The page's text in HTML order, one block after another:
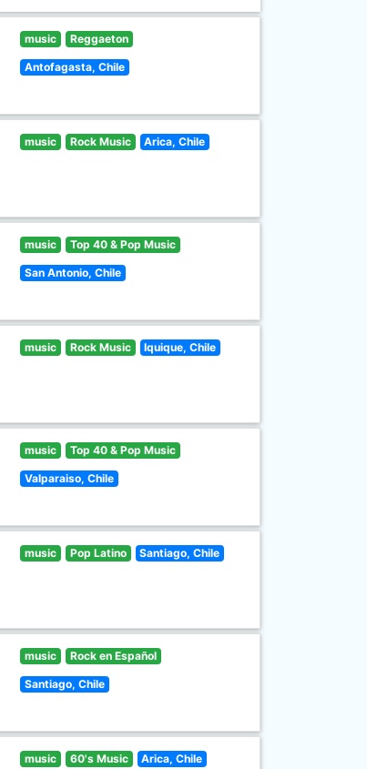
music Reggaeton
Antofagasta, Chile
music Rock Music Arica, Chile
music Top 40 & Pop Music
San Antonio, Chile
music Rock Music Iquique, Chile
music Top 40 & Pop Music
Valparaiso, Chile
music Pop Latino Santiago, Chile
music Rock en Español
Santiago, Chile
music 60's Music Arica, Chile